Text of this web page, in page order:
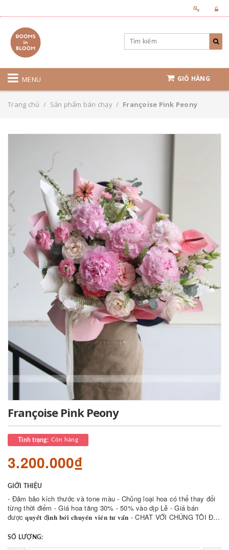
MENU GIỎ HÀNG
Trang chủ / Sản phẩm bán chạy / Françoise Pink Peony
Françoise Pink Peony
Tình trạng: Còn hàng
3.200.000₫
GIỚI THIỆU
- Đảm bảo kích thước và tone màu - Chủng loại hoa có thể thay đổi
từng thời điểm - Giá hoa tăng 30% - 50% vào dịp Lễ - Giá bán
được 𝐪𝐮𝐲𝐞̂́𝐭 đ𝐢̣𝐧𝐡 𝐛𝐨̛̉𝐢 𝐜𝐡𝐮𝐲𝐞̂𝐧 𝐯𝐢𝐞̂𝐧 𝐭𝐮̛ 𝐯𝐚̂́𝐧 - CHAT VỚI CHÚNG TÔI ĐỂ
SỐ LƯỢNG: